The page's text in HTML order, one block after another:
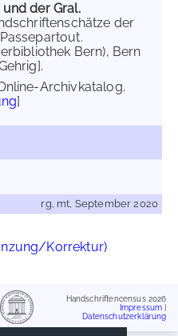
der Gral.
der
Bern), Bern
Archivkatalog.
]
rg, mt, September 2020
Korrektur)
Handschriftencensus 2026
Impressum
Datenschutzerklärung